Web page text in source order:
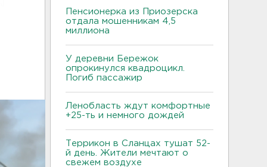
Пенсионерка из Приозерска
отдала мошенникам 4,5
миллиона
У деревни Бережок
опрокинулся квадроцикл.
Погиб пассажир
Ленобласть ждут комфортные
+25-ть и немного дождей
Террикон в Сланцах тушат 52-
й день. Жители мечтают о
свежем воздухе